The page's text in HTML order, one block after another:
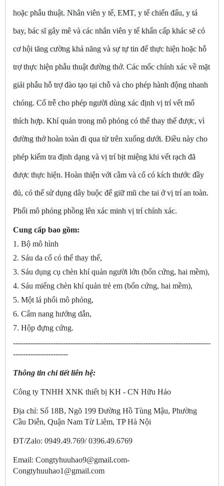
hoặc phẫu thuật. Nhân viên y tế, EMT, y tế chiến đấu, y tá
bay, bác sĩ gây mê và các nhân viên y tế khẩn cấp khác sẽ có
cơ hội tăng cường khả năng và sự tự tin để thực hiện hoặc hỗ
trợ thực hiện phẫu thuật đường thở. Các mốc chính xác về mặt
giải phẫu hỗ trợ đào tạo tại chỗ và cho phép hành động nhanh
chóng. Cổ trễ cho phép người dùng xác định vị trí vết mổ
thích hợp. Khí quản trong mô phỏng có thể thay thế được, vì
đường thở hoàn toàn đi qua từ trên xuống dưới. Điều này cho
phép kiểm tra định dạng và vị trí bịt miệng khi vết rạch đã
được thực hiện. Hoàn thiện với cằm và cổ có kích thước đầy
đủ, có thể sử dụng dây buộc để giữ mũ che tai ở vị trí an toàn.
Phổi mô phỏng phồng lên xác minh vị trí chính xác.
Cung cấp bao gồm:
1. Bộ mô hình
2. Sáu da cổ có thể thay thế,
3. Sáu dụng cụ chèn khí quản người lớn (bốn cứng, hai mềm),
4. Sáu miếng chèn khí quản trẻ em (bốn cứng, hai mềm),
5. Một lá phổi mô phỏng,
6. Cẩm nang hướng dẫn,
7. Hộp đựng cứng.
-------------------------------------------------------------------------------
----------------------
Thông tin chi tiết liên hệ:
Công ty TNHH XNK thiết bị KH - CN Hữu Hảo
Địa chỉ: Số 18B, Ngõ 199 Đường Hồ Tùng Mậu, Phường
Cầu Diễn, Quận Nam Từ Liêm, TP Hà Nội
ĐT/Zalo: 0949.49.769/ 0396.49.6769
Email: Congtyhuuhao9@gmail.com-
Congtyhuuhao1@gmail.com